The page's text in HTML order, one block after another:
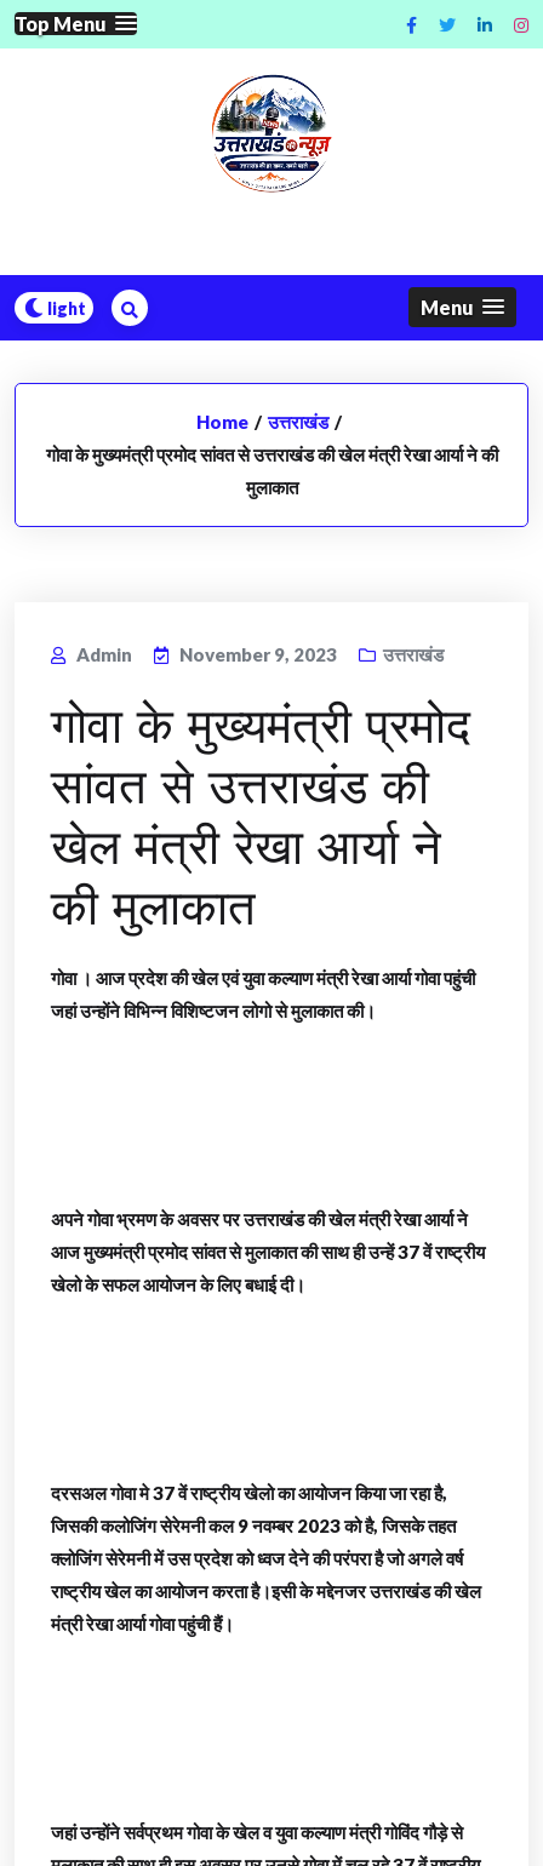
Skip
to
Top Menu
Menu
Home / उत्तराखंड /
गोवा के मुख्यमंत्री प्रमोद सांवत से उत्तराखंड की खेल मंत्री रेखा आर्या ने की
मुलाकात
Admin November 9, 2023 उत्तराखंड
गोवा के मुख्यमंत्री प्रमोद
सांवत से उत्तराखंड की
खेल मंत्री रेखा आर्या ने
की मुलाकात
गोवा । आज प्रदेश की खेल एवं युवा कल्याण मंत्री रेखा आर्या गोवा पहुंची
जहां उन्होंने विभिन्न विशिष्टजन लोगो से मुलाकात की।
अपने गोवा भ्रमण के अवसर पर उत्तराखंड की खेल मंत्री रेखा आर्या ने
आज मुख्यमंत्री प्रमोद सांवत से मुलाकात की साथ ही उन्हें 37 वें राष्ट्रीय
खेलो के सफल आयोजन के लिए बधाई दी।
दरसअल गोवा मे 37 वें राष्ट्रीय खेलो का आयोजन किया जा रहा है,
जिसकी कलोजिंग सेरेमनी कल 9 नवम्बर 2023 को है, जिसके तहत
क्लोजिंग सेरेमनी में उस प्रदेश को ध्वज देने की परंपरा है जो अगले वर्ष
राष्ट्रीय खेल का आयोजन करता है।इसी के मद्देनजर उत्तराखंड की खेल
मंत्री रेखा आर्या गोवा पहुंची हैं।
जहां उन्होंने सर्वप्रथम गोवा के खेल व युवा कल्याण मंत्री गोविंद गौड़े से